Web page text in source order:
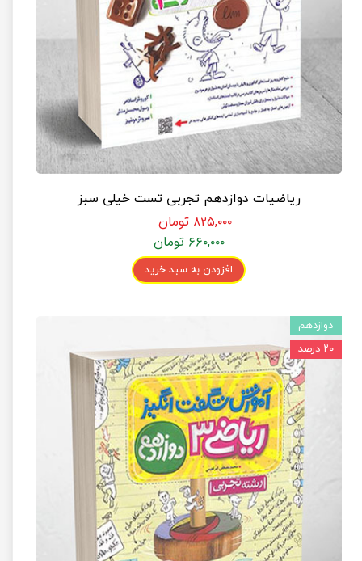
ریاضیات دوازدهم تجربی تست خیلی سبز
۸۲۵,۰۰۰ تومان
۶۶۰,۰۰۰ تومان
افزودن به سبد خرید
دوازدهم
۲۰ درصد